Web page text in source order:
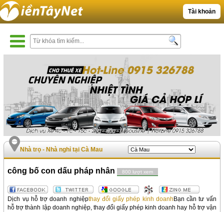
Tài khoản
Nhà trọ - Nhà nghỉ tại Cà Mau
công bố con dấu pháp nhân 800 lượt xem
Dịch vụ hỗ trợ doanh nghiệpthay đổi giấy phép kinh doanh Bạn cần tư vấn
hỗ trợ thành lập doanh nghiệp, thay đổi giấy phép kinh doanh hay hỗ trợ vận